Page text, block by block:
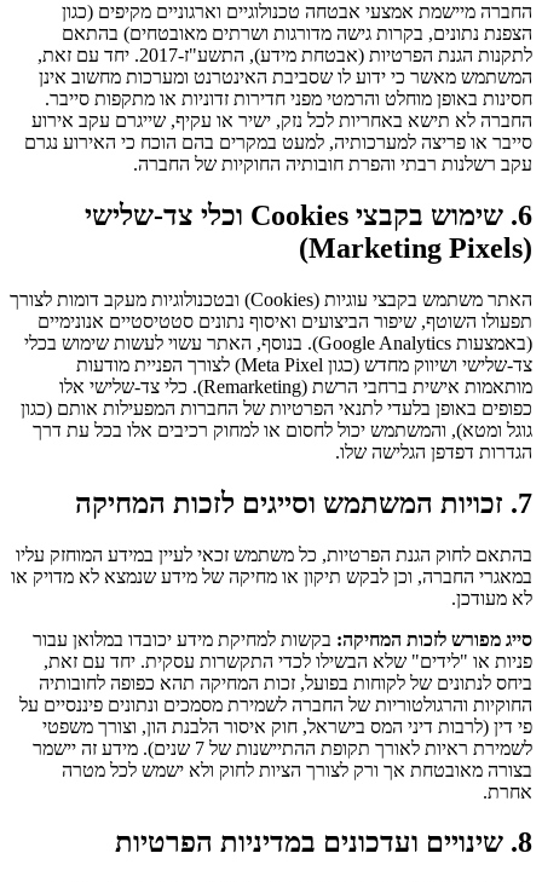
החברה מיישמת אמצעי אבטחה טכנולוגיים וארגוניים מקיפים (כגון
הצפנת נתונים, בקרות גישה מדורגות ושרתים מאובטחים) בהתאם
לתקנות הגנת הפרטיות (אבטחת מידע), התשע"ז-2017. יחד עם זאת,
המשתמש מאשר כי ידוע לו שסביבת האינטרנט ומערכות מחשוב אינן
חסינות באופן מוחלט והרמטי מפני חדירות זדוניות או מתקפות סייבר.
החברה לא תישא באחריות לכל נזק, ישיר או עקיף, שייגרם עקב אירוע
סייבר או פריצה למערכותיה, למעט במקרים בהם הוכח כי האירוע נגרם
עקב רשלנות רבתי והפרת חובותיה החוקיות של החברה.
6. שימוש בקבצי Cookies וכלי צד-שלישי
(Marketing Pixels)
האתר משתמש בקבצי עוגיות (Cookies) ובטכנולוגיות מעקב דומות לצורך
תפעולו השוטף, שיפור הביצועים ואיסוף נתונים סטטיסטיים אנונימיים
(באמצעות Google Analytics). בנוסף, האתר עשוי לעשות שימוש בכלי
צד-שלישי ושיווק מחדש (כגון Meta Pixel) לצורך הפניית מודעות
מותאמות אישית ברחבי הרשת (Remarketing). כלי צד-שלישי אלו
כפופים באופן בלעדי לתנאי הפרטיות של החברות המפעילות אותם (כגון
גוגל ומטא), והמשתמש יכול לחסום או למחוק רכיבים אלו בכל עת דרך
הגדרות דפדפן הגלישה שלו.
7. זכויות המשתמש וסייגים לזכות המחיקה
בהתאם לחוק הגנת הפרטיות, כל משתמש זכאי לעיין במידע המוחזק עליו
במאגרי החברה, וכן לבקש תיקון או מחיקה של מידע שנמצא לא מדויק או
לא מעודכן.
סייג מפורש לזכות המחיקה: בקשות למחיקת מידע יכובדו במלואן עבור
פניות או "לידים" שלא הבשילו לכדי התקשרות עסקית. יחד עם זאת,
ביחס לנתונים של לקוחות בפועל, זכות המחיקה תהא כפופה לחובותיה
החוקיות והרגולטוריות של החברה לשמירת מסמכים ונתונים פיננסיים על
פי דין (לרבות דיני המס בישראל, חוק איסור הלבנת הון, וצורך משפטי
לשמירת ראיות לאורך תקופת ההתיישנות של 7 שנים). מידע זה יישמר
בצורה מאובטחת אך ורק לצורך הציות לחוק ולא ישמש לכל מטרה
אחרת.
8. שינויים ועדכונים במדיניות הפרטיות